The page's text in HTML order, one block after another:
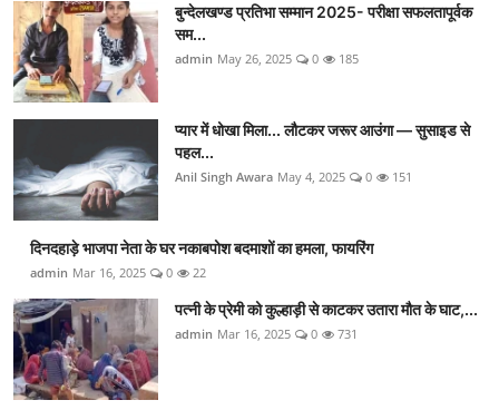
बुन्देलखण्ड प्रतिभा सम्मान 2025- परीक्षा सफलतापूर्वक
सम...
admin May 26, 2025 0 185
प्यार में धोखा मिला... लौटकर जरूर आउंगा — सुसाइड से
पहल...
Anil Singh Awara May 4, 2025 0 151
दिनदहाड़े भाजपा नेता के घर नकाबपोश बदमाशों का हमला, फायरिंग
admin Mar 16, 2025 0 22
पत्नी के प्रेमी को कुल्हाड़ी से काटकर उतारा मौत के घाट,...
admin Mar 16, 2025 0 731